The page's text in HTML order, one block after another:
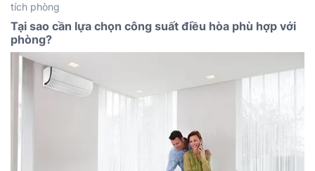
tích phòng
Tại sao cần lựa chọn công suất điều hòa phù hợp với
phòng?